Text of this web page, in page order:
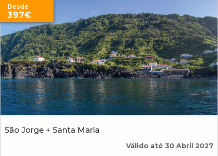
São Jorge + Santa Maria
Desde
397€
Válido até 30 Abril 2027